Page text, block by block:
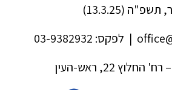
(13.3.25)
22, ראש-העין